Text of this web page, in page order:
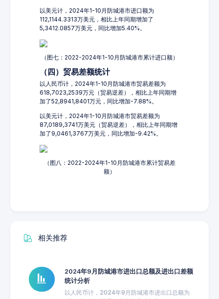
以美元计，2024年1-10月防城港市进口额为
112,1144.3313万美元，相比上年同期增加了
5,3412.0857万美元，同比增加5.40%。
（图七：2022-2024年1-10月防城港市累计进口额）
（四）贸易差额统计
以人民币计，2024年1-10月防城港市贸易差额为
618,7023,2539万元（贸易逆差），相比上年同期增
加了52,8941,8401万元，同比增加-7.88%。
以美元计，2024年1-10月防城港市贸易差额为
87,0189,3741万美元（贸易逆差），相比上年同期增
加了9,0461,3767万美元，同比增加-9.42%。
（图八：2022-2024年1-10月防城港市累计贸易差
额）
相关推荐
2024年9月防城港市进出口总额及进出口差额
统计分析
以人民币计，2024年9月防城港市进出口总额为